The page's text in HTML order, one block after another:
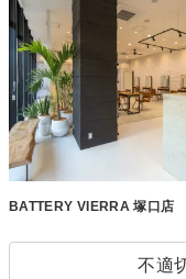
BATTERY VIERRA 塚口店
不適